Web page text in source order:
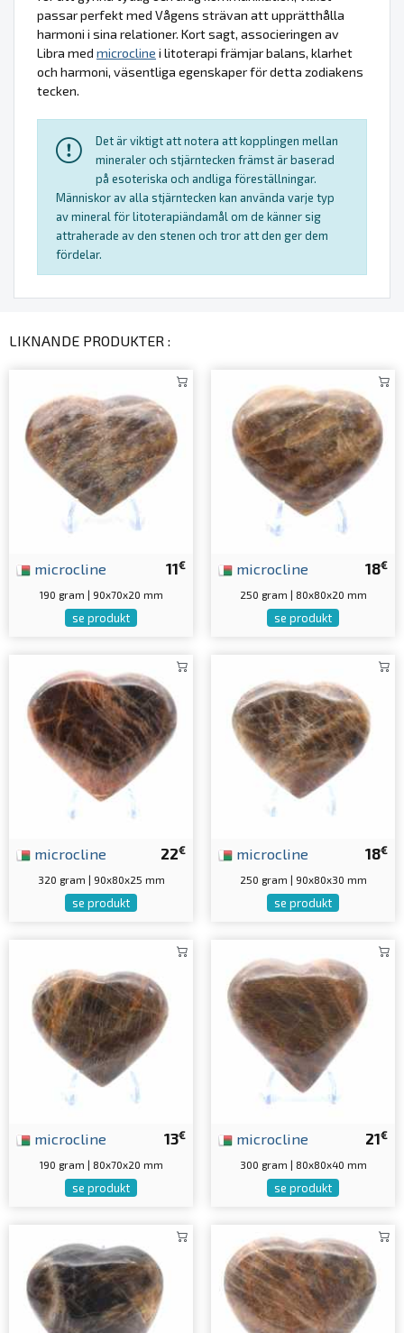
passar perfekt med Vågens strävan att upprätthålla
harmoni i sina relationer. Kort sagt, associeringen av
Libra med microcline i litoterapi främjar balans, klarhet
och harmoni, väsentliga egenskaper för detta zodiakens
tecken.
Det är viktigt att notera att kopplingen mellan
mineraler och stjärntecken främst är baserad
på esoteriska och andliga föreställningar.
Människor av alla stjärntecken kan använda varje typ
av mineral för litoterapiändamål om de känner sig
attraherade av den stenen och tror att den ger dem
fördelar.
LIKNANDE PRODUKTER :
11€
microcline
190 gram | 90x70x20 mm
se produkt
18€
microcline
250 gram | 80x80x20 mm
se produkt
22€
microcline
320 gram | 90x80x25 mm
se produkt
18€
microcline
250 gram | 90x80x30 mm
se produkt
13€
microcline
190 gram | 80x70x20 mm
se produkt
21€
microcline
300 gram | 80x80x40 mm
se produkt